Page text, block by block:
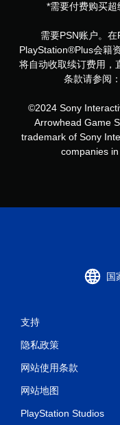
*需要付费购买超
需要PSN账户。
PlayStation®Plus会籍
将自动收取续订费用，
条款请参阅
©2024 Sony
Arrowhead Game
trademark of Sony
companies
国
支持
隐私政策
网站使用条款
网站地图
PlayStation Studios